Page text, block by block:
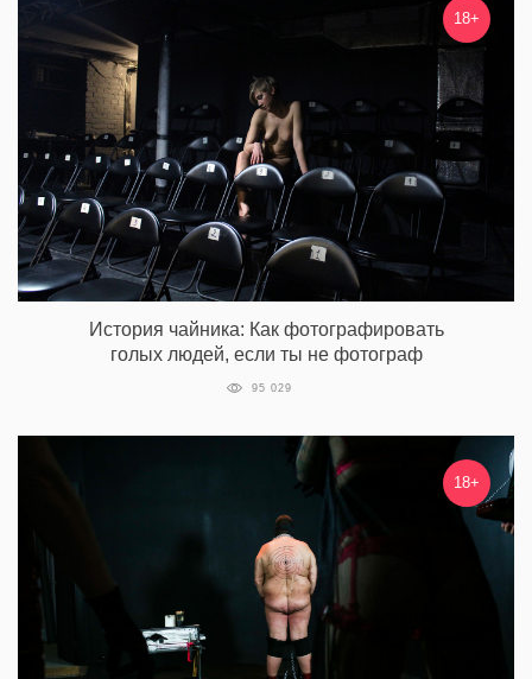
18+
История чайника: Как фотографировать
голых людей, если ты не фотограф
95 029
18+